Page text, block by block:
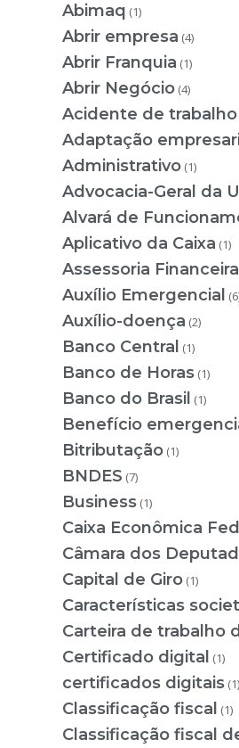
Abimaq (1)
Abrir empresa (4)
Abrir Franquia (1)
Abrir Negócio (4)
Acidente de trabalho
Adaptação
Administrativo (1)
Advocacia-Geral da
Alvará de
Aplicativo da Caixa (1)
Assessoria Financeira
Auxílio Emergencial
Auxílio-doença (2)
Banco Central (1)
Banco de Horas (1)
Banco do Brasil (1)
Benefício
Bitributação (1)
BNDES (7)
Business (1)
Caixa Econômica
Câmara dos
Capital de Giro (1)
Características
Carteira de trabalho
Certificado digital (1)
certificados digitais (1)
Classificação fiscal (1)
Classificação fiscal